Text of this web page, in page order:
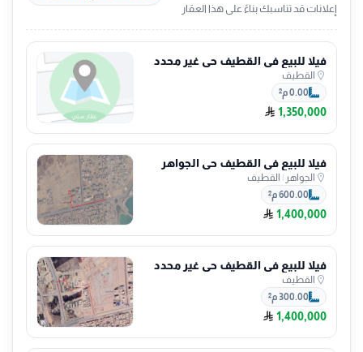
إعلانات قد تناسبك بناءً على هذا العقار
فيلا للبيع في القطيف حي غير محدد
القطيف
0.00 م²
1,350,000
فيلا للبيع في القطيف حي الجواهر
الجواهر | القطيف
600.00 م²
1,400,000
فيلا للبيع في القطيف حي غير محدد
القطيف
300.00 م²
1,400,000